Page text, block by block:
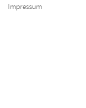
Impressum